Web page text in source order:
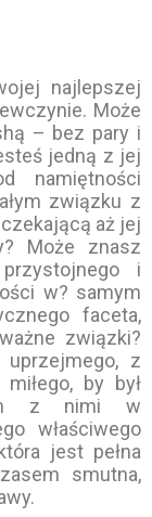
najlepszej
Może
– bez pary i
jedną z jej
namiętności
związku z
aż jej
Może znasz
i
w? samym
faceta,
związki?
z
by był
z nimi w
właściwego
jest pełna
smutna,